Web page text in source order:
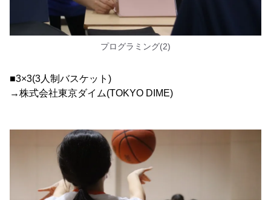
プログラミング(2)
■3×3(3人制バスケット)
→株式会社東京ダイム(TOKYO DIME)